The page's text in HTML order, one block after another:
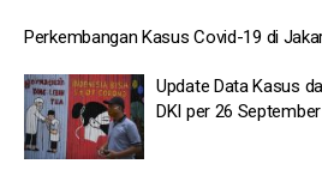
Perkembangan Kasus Covid-19 di
Update Data Kasus
DKI per 26 September